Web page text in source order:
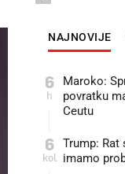
NAJNOVIJE
6
h
Maroko:
povratku
Ceutu
6
kol
Trump: Rat
imamo